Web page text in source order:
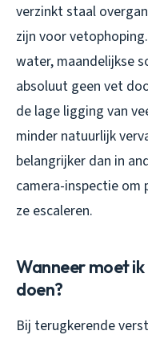
verzinkt staal
zijn voor
water, maandelijkse
absoluut geen vet
de lage ligging van
minder natuurlijk
belangrijker dan in
camera-inspectie
ze escaleren.
Wanneer moet
doen?
Bij terugkerende